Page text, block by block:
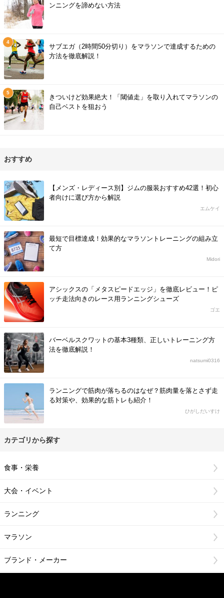
ンニングを諦めない方法
サブエガ（2時間50分切り）をマラソンで達成するための
方法を徹底解説！
きついけど効果絶大！「閾値走」を取り入れてマラソンの
自己ベストを狙おう
おすすめ
【メンズ・レディース別】ジムの服装おすすめ42選！初心
者向けに選び方から解説
エムケイ
最短で目標達成！効果的なマラソントレーニングの組み立
て方
Midori
アシックスの「メタスピードエッジ」を徹底レビュー！ピ
ッチ走法向きのレース用ランニングシューズ
ゴエ
バーベルスクワットの基本3種類、正しいトレーニング方
法を徹底解説！
natsumi0316
ランニングで筋肉が落ちるのはなぜ？筋肉量を落とさず走
る対策や、効果的な筋トレも紹介！
ひがしだいすけ
カテゴリから探す
食事・栄養
大会・イベント
ランニング
マラソン
ブランド・メーカー